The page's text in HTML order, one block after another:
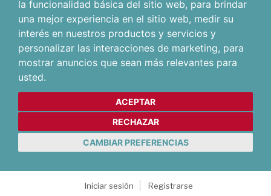
la funcionalidad básica del sitio web, para brindar
una mejor experiencia en el sitio web, medir su
interés en nuestros productos y servicios y
personalizar las interacciones de marketing, para
mostrar anuncios que sean más relevantes para
usted.
ACEPTAR
RECHAZAR
CAMBIAR PREFERENCIAS
Iniciar sesión
Registrarse